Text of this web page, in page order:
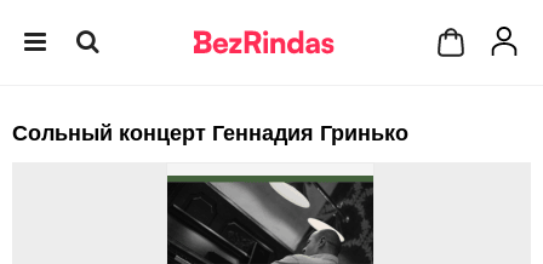
Сольный концерт Геннадия Гринько